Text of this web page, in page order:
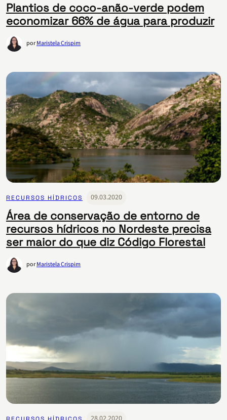
Plantios de coco-anão-verde podem
economizar 66% de água para produzir
porMaristela Crispim
RECURSOS HÍDRICOS 09.03.2020
Área de conservação de entorno de
recursos hídricos no Nordeste precisa
ser maior do que diz Código Florestal
porMaristela Crispim